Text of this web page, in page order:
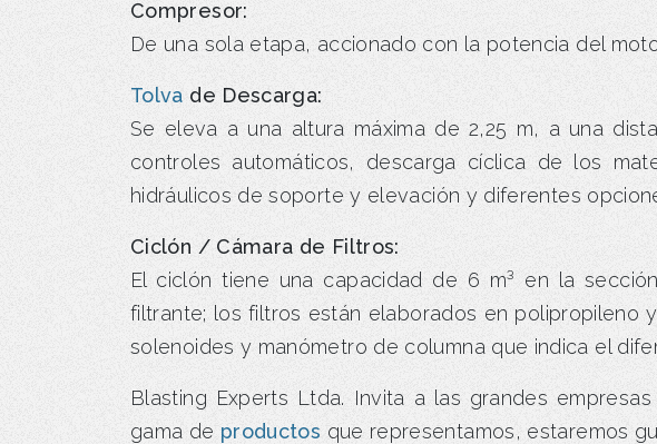
Compresor:
De una sola etapa, accionado con la potencia del
Tolva de Descarga:
Se eleva a una altura máxima de 2,25 m, a una
controles automáticos, descarga cíclica de los
hidráulicos de soporte y elevación y diferentes
Ciclón / Cámara de Filtros:
El ciclón tiene una capacidad de 6 m³ en la
filtrante; los filtros están elaborados en polipropileno
solenoides y manómetro de columna que indica el
Blasting Experts Ltda. Invita a las grandes
gama de productos que representamos, estaremos